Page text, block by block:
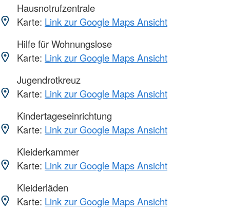
Hausnotrufzentrale
Karte: Link zur Google Maps Ansicht
Hilfe für Wohnungslose
Karte: Link zur Google Maps Ansicht
Jugendrotkreuz
Karte: Link zur Google Maps Ansicht
Kindertageseinrichtung
Karte: Link zur Google Maps Ansicht
Kleiderkammer
Karte: Link zur Google Maps Ansicht
Kleiderläden
Karte: Link zur Google Maps Ansicht